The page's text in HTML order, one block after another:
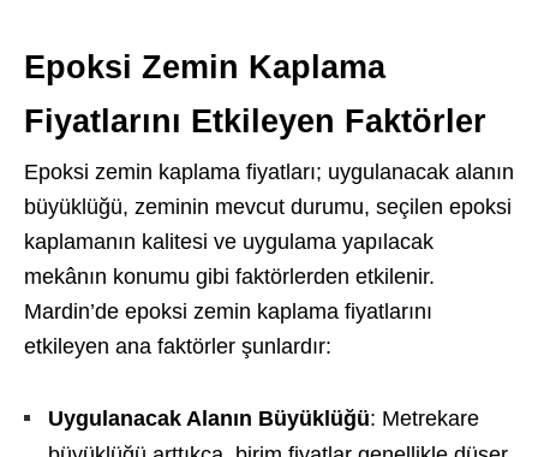
Epoksi Zemin Kaplama
Fiyatlarını Etkileyen Faktörler
Epoksi zemin kaplama fiyatları; uygulanacak alanın
büyüklüğü, zeminin mevcut durumu, seçilen epoksi
kaplamanın kalitesi ve uygulama yapılacak
mekânın konumu gibi faktörlerden etkilenir.
Mardin’de epoksi zemin kaplama fiyatlarını
etkileyen ana faktörler şunlardır:
Uygulanacak Alanın Büyüklüğü: Metrekare